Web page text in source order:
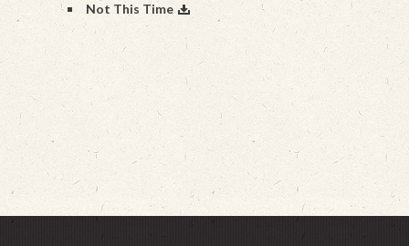
Not This Time